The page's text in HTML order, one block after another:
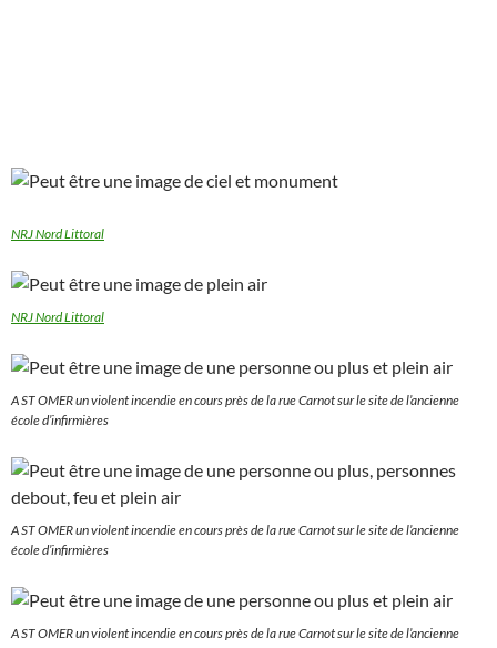
NRJ Nord Littoral
NRJ Nord Littoral
A ST OMER un violent incendie en cours près de la rue Carnot sur le site de l’ancienne
école d’infirmières
A ST OMER un violent incendie en cours près de la rue Carnot sur le site de l’ancienne
école d’infirmières
A ST OMER un violent incendie en cours près de la rue Carnot sur le site de l’ancienne